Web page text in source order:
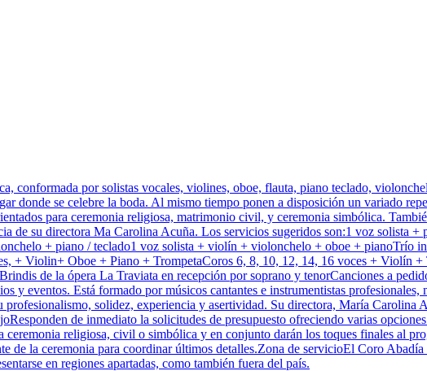
conformada por solistas vocales, violines, oboe, flauta, piano teclado,
donde se celebre la boda. Al mismo tiempo ponen a disposición un variado
para ceremonia religiosa, matrimonio civil, y ceremonia simbólica.
de su directora Ma Carolina Acuña. Los servicios sugeridos son:1 voz solista
+ piano / teclado1 voz solista + violín + violonchelo + oboe + pianoTrío
+ Violin+ Oboe + Piano + TrompetaCoros 6, 8, 10, 12, 14, 16 voces + Violín +
de la ópera La Traviata en recepción por soprano y tenorCanciones a
y eventos. Está formado por músicos cantantes e instrumentistas
solidez, experiencia y asertividad. Su directora, María Carolina
de inmediato la solicitudes de presupuesto ofreciendo varias
religiosa, civil o simbólica y en conjunto darán los toques finales al
de la ceremonia para coordinar últimos detalles.Zona de servicioEl Coro
en regiones apartadas, como también fuera del país.